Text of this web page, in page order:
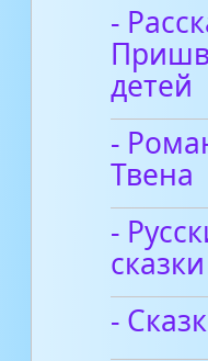
-
детей
-
Твена
-
сказки
-